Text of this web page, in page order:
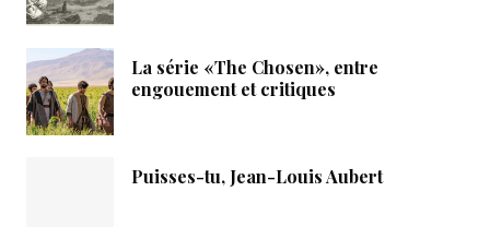
La série «The Chosen», entre
engouement et critiques
Puisses-tu, Jean-Louis Aubert